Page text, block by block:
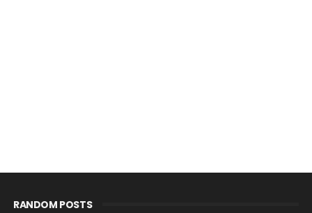
RANDOM POSTS